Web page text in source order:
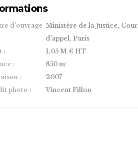
d'ouvrage Ministère de la Justice, Cour
d'appel, Paris
:
1,05 M € HT
:
850 m²
:
2007
photo :
Vincent Fillon